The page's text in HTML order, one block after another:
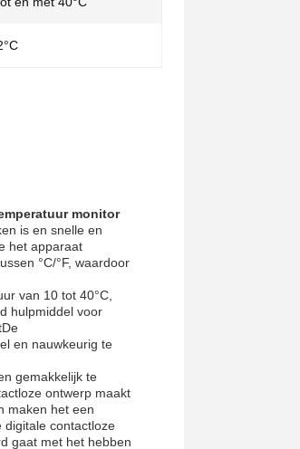
monitor
is en snelle en
het apparaat
°C/°F, waardoor
van 10 tot 40°C,
hulpmiddel voor
en nauwkeurig te
gemakkelijk te
ontwerp maakt
maken het een
digitale contactloze
gaat met het hebben